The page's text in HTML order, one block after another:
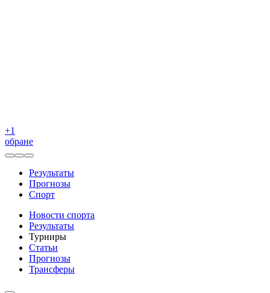
+1
обране
Результаты
Прогнозы
Спорт
Новости спорта
Результаты
Турниры
Статьи
Прогнозы
Трансферы